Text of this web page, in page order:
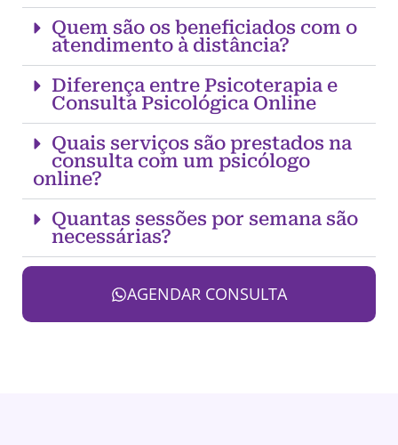
Quem são os beneficiados com o
atendimento à distância?
Diferença entre Psicoterapia e
Consulta Psicológica Online
Quais serviços são prestados na
consulta com um psicólogo
online?
Quantas sessões por semana são
necessárias?
AGENDAR CONSULTA